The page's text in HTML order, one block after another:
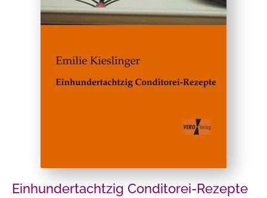
Einhundertachtzig Conditorei-Rezepte